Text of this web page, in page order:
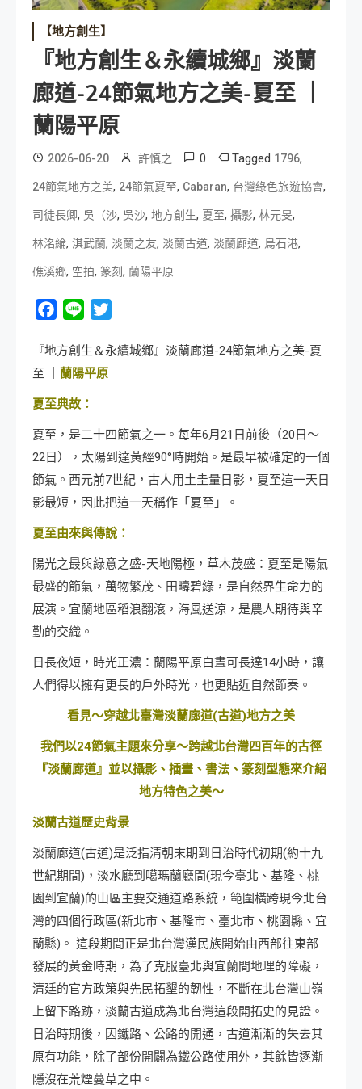
【地方創生】
『地方創生＆永續城鄉』淡蘭
廊道-24節氣地方之美-夏至 ｜
蘭陽平原
2026-06-20 許慎之 0 Tagged 1796,
24節氣地方之美, 24節氣夏至, Cabaran, 台灣綠色旅遊協會,
司徒長卿, 吳（沙, 吳沙, 地方創生, 夏至, 攝影, 林元旻,
林洺綸, 淇武蘭, 淡蘭之友, 淡蘭古道, 淡蘭廊道, 烏石港,
礁溪鄉, 空拍, 篆刻, 蘭陽平原
Facebook
Line
『地方創生＆永續城鄉』淡蘭廊道-24節氣地方之美-夏
至 ｜ 蘭陽平原
夏至典故：
夏至，是二十四節氣之一。每年6月21日前後（20日～
22日），太陽到達黃經90°時開始。是最早被確定的一個
節氣。西元前7世紀，古人用土圭量日影，夏至這一天日
影最短，因此把這一天稱作「夏至」。
夏至由來與傳說：
陽光之最與綠意之盛-天地陽極，草木茂盛：夏至是陽氣
最盛的節氣，萬物繁茂、田疇碧綠，是自然界生命力的
展演。宜蘭地區稻浪翻滾，海風送涼，是農人期待與辛
勤的交織。
日長夜短，時光正濃：蘭陽平原白晝可長達14小時，讓
人們得以擁有更長的戶外時光，也更貼近自然節奏。
看見～穿越北臺灣淡蘭廊道(古道)地方之美
我們以24節氣主題來分享～跨越北台灣四百年的古徑
『淡蘭廊道』並以攝影、插畫、書法、篆刻型態來介紹
地方特色之美～
淡蘭古道歷史背景
淡蘭廊道(古道)是泛指清朝末期到日治時代初期(約十九
世紀期間)，淡水廳到噶瑪蘭廳間(現今臺北、基隆、桃
園到宜蘭)的山區主要交通道路系統，範圍橫跨現今北台
灣的四個行政區(新北市、基隆市、臺北市、桃園縣、宜
蘭縣)。 這段期間正是北台灣漢民族開始由西部往東部
發展的黃金時期，為了克服臺北與宜蘭間地理的障礙，
清廷的官方政策與先民拓墾的韌性，不斷在北台灣山嶺
上留下路跡，淡蘭古道成為北台灣這段開拓史的見證。
日治時期後，因鐵路、公路的開通，古道漸漸的失去其
原有功能，除了部份開闢為鐵公路使用外，其餘皆逐漸
隱沒在荒煙蔓草之中。